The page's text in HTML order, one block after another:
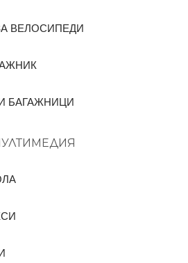
ВЕЛОСИПЕДИ
БАГАЖНИЦИ